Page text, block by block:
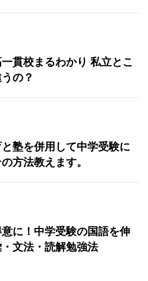
貫校まるわかり 私立とこ
の？
塾を併用して中学受験に
方法教えます。
に！中学受験の国語を伸
文法・読解勉強法